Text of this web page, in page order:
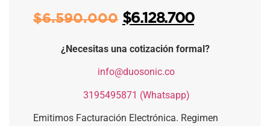
$6.590.000 $6.128.700
¿Necesitas una cotización formal?
info@duosonic.co
3195495871 (Whatsapp)
Emitimos Facturación Electrónica. Regimen